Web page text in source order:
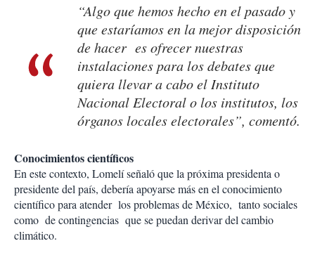
“Algo que hemos hecho en el pasado y
que estaríamos en la mejor disposición
de hacer es ofrecer nuestras
instalaciones para los debates que
quiera llevar a cabo el Instituto
Nacional Electoral o los institutos, los
órganos locales electorales”, comentó.
Conocimientos científicos
En este contexto, Lomelí señaló que la próxima presidenta o
presidente del país, debería apoyarse más en el conocimiento
científico para atender los problemas de México, tanto sociales
como de contingencias que se puedan derivar del cambio
climático.